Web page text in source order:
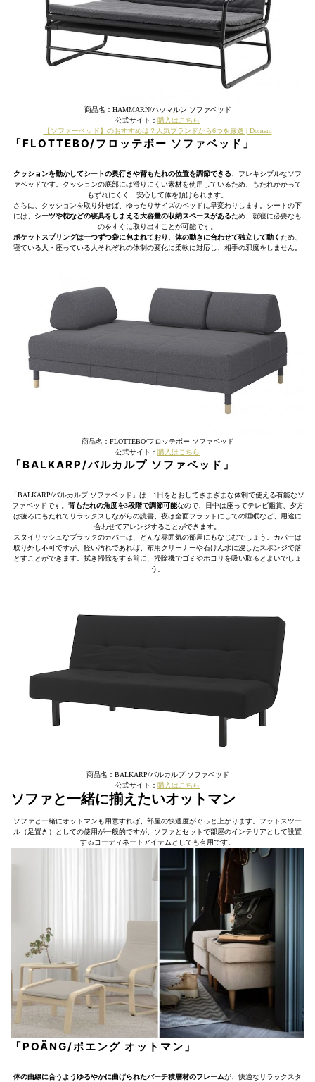
商品名：HAMMARN/ハッマルン ソファベッド
公式サイト： 購入はこちら
【ソファーベッド】のおすすめは？人気ブランドから6つを厳選 | Domani
「FLOTTEBO/フロッテボー ソファベッド」
クッションを動かしてシートの奥行きや背もたれの位置を調節できる 、フレキシブルなソフ
ァベッドです。クッションの底部には滑りにくい素材を使用しているため、もたれかかって
もずれにくく、安心して体を預けられます。
さらに、クッションを取り外せば、ゆったりサイズのベッドに早変わりします。シートの下
には、 シーツや枕などの寝具をしまえる大容量の収納スペースがあるため、就寝に必要なも
のをすぐに取り出すことが可能です。
ポケットスプリングは一つずつ袋に包まれており、体の動きに合わせて独立して動く ため、
寝ている人・座っている人それぞれの体制の変化に柔軟に対応し、相手の邪魔をしません。
商品名：FLOTTEBO/フロッテボー ソファベッド
公式サイト： 購入はこちら
「BALKARP/バルカルプ ソファベッド」
「BALKARP/バルカルプ ソファベッド」は、1日をとおしてさまざまな体制で使える有能なソ
ファベッドです。 背もたれの角度を3段階で調節可能なので、日中は座ってテレビ鑑賞、夕方
は後ろにもたれてリラックスしながらの読書、夜は全面フラットにしての睡眠など、用途に
合わせてアレンジすることができます。
スタイリッシュなブラックのカバーは、どんな雰囲気の部屋にもなじむでしょう。カバーは
取り外し不可ですが、軽い汚れであれば、布用クリーナーや石けん水に浸したスポンジで落
とすことができます。拭き掃除をする前に、掃除機でゴミやホコリを吸い取るとよいでしょ
う。
商品名：BALKARP/バルカルプ ソファベッド
公式サイト： 購入はこちら
ソファと一緒に揃えたいオットマン
ソファと一緒にオットマンも用意すれば、部屋の快適度がぐっと上がります。フットスツー
ル（足置き）としての使用が一般的ですが、ソファとセットで部屋のインテリアとして設置
するコーディネートアイテムとしても有用です。
「POÄNG/ポエング オットマン」
体の曲線に合うようゆるやかに曲げられたバーチ積層材のフレームが、快適なリラックスタ